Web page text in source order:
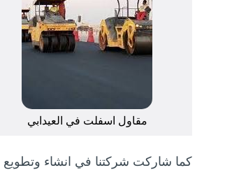
مقاول اسفلت في العيدابي
كما شاركت شركتنا في انشاء وتطويع